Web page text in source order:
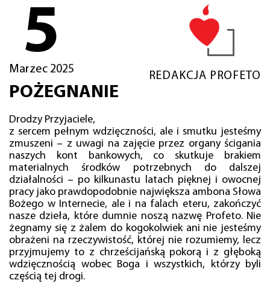
5
Marzec 2025
REDAKCJA PROFETO
POŻEGNANIE
Drodzy Przyjaciele,
z sercem pełnym wdzięczności, ale i smutku jesteśmy
zmuszeni – z uwagi na zajęcie przez organy ścigania
naszych kont bankowych, co skutkuje brakiem
materialnych środków potrzebnych do dalszej
działalności – po kilkunastu latach pięknej i owocnej
pracy jako prawdopodobnie największa ambona Słowa
Bożego w Internecie, ale i na falach eteru, zakończyć
nasze dzieła, które dumnie noszą nazwę Profeto. Nie
żegnamy się z żalem do kogokolwiek ani nie jesteśmy
obrażeni na rzeczywistość, której nie rozumiemy, lecz
przyjmujemy to z chrześcijańską pokorą i z głęboką
wdzięcznością wobec Boga i wszystkich, którzy byli
częścią tej drogi.